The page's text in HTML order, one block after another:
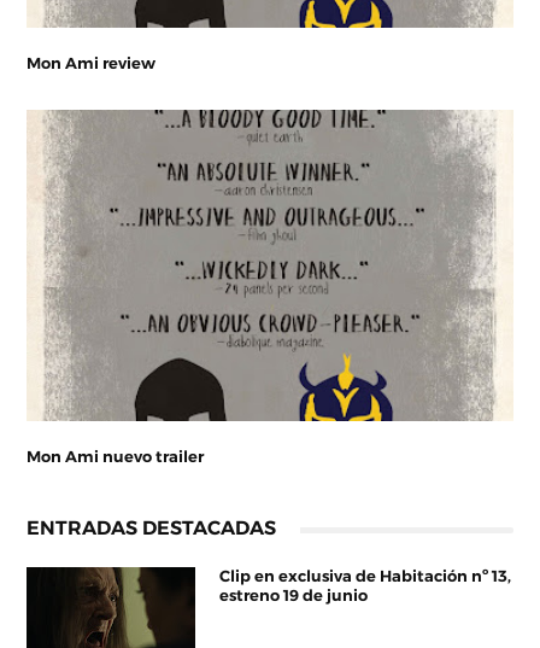
Mon Ami review
Mon Ami nuevo trailer
ENTRADAS DESTACADAS
Clip en exclusiva de Habitación nº 13,
estreno 19 de junio